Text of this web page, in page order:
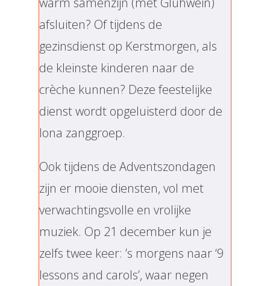
afsluiten? Of tijdens de
gezinsdienst op Kerstmorgen, als
de kleinste kinderen naar de
crèche kunnen? Deze feestelijke
dienst wordt opgeluisterd door de
Iona zanggroep.
Ook tijdens de Adventszondagen
zijn er mooie diensten, vol met
verwachtingsvolle en vrolijke
muziek. Op 21 december kun je
zelfs twee keer: ’s morgens naar ‘9
lessons and carols’, waar negen